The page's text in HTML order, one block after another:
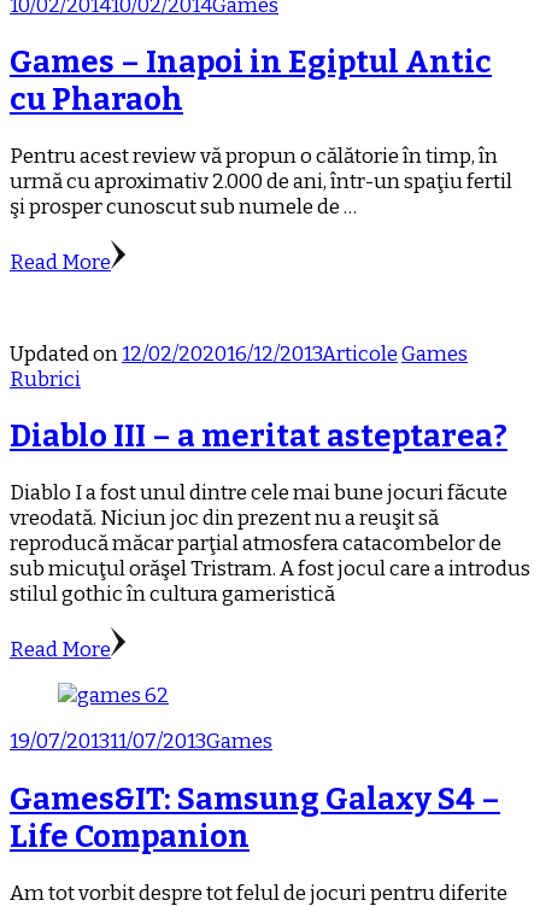
10/02/201410/02/2014Games
Games – Inapoi in Egiptul Antic
cu Pharaoh
Pentru acest review vă propun o călătorie în timp, în
urmă cu aproximativ 2.000 de ani, într-un spaţiu fertil
şi prosper cunoscut sub numele de …
Read More
Updated on12/02/202016/12/2013ArticoleGames
Rubrici
Diablo III – a meritat asteptarea?
Diablo I a fost unul dintre cele mai bune jocuri făcute
vreodată. Niciun joc din prezent nu a reuşit să
reproducă măcar parţial atmosfera catacombelor de
sub micuţul orăşel Tristram. A fost jocul care a introdus
stilul gothic în cultura gameristică
Read More
19/07/201311/07/2013Games
Games&IT: Samsung Galaxy S4 –
Life Companion
Am tot vorbit despre tot felul de jocuri pentru diferite